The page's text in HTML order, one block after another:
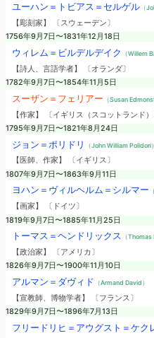
ユーハン＝トビアス＝セルゲル（
【彫刻家】 〔スウェーデン〕
1756年9月7日〜1831年12月18日
ウィレム＝ビルデルデイク （Willem
【詩人、言語学者】 〔オランダ〕
1782年9月7日〜1854年11月5日
スーザン＝フェリアー （Susan
【作家】 〔イギリス（スコットランド）
1795年9月7日〜1821年8月24日
ジョン＝ポリドリ （John William Polidori）
【医師、作家】 〔イギリス〕
1807年9月7日〜1863年9月11日
ヨハン＝ヴィルヘルム＝シルマー
【画家】 〔ドイツ〕
1819年9月7日〜1885年11月25日
トーマス＝ヘンドリックス （Thomas
【政治家】 〔アメリカ〕
1826年9月7日〜1900年11月10日
アルマン＝ダヴィド （Armand David）
【宣教師、博物学者】 〔フランス〕
1829年9月7日〜1896年7月13日
フリードリヒ＝アウグスト＝ケク